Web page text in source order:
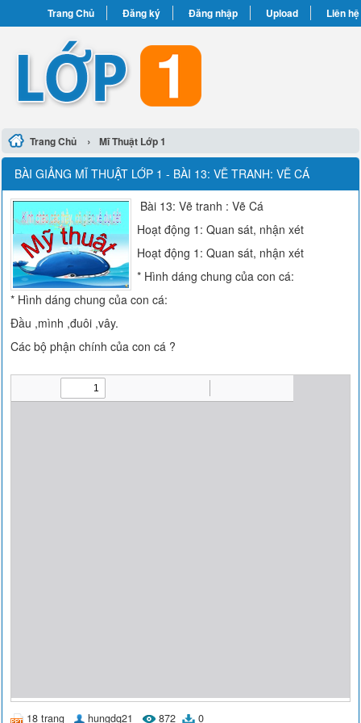
Trang Chủ Đăng ký Đăng nhập Upload Liên hệ
Trang Chủ › Mĩ Thuật Lớp 1
BÀI GIẢNG MĨ THUẬT LỚP 1 - BÀI 13: VẼ TRANH: VẼ CÁ
Bài 13: Vẽ tranh : Vẽ Cá
Hoạt động 1: Quan sát, nhận xét
Hoạt động 1: Quan sát, nhận xét
* Hình dáng chung của con cá:
* Hình dáng chung của con cá:
Đầu ,mình ,đuôi ,vây.
Các bộ phận chính của con cá ?
18 trang hungdq21 872 0